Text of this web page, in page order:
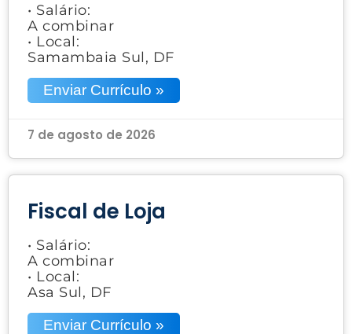
• Salário:
A combinar
• Local:
Samambaia Sul, DF
Enviar Currículo »
7 de agosto de 2026
Fiscal de Loja
• Salário:
A combinar
• Local:
Asa Sul, DF
Enviar Currículo »